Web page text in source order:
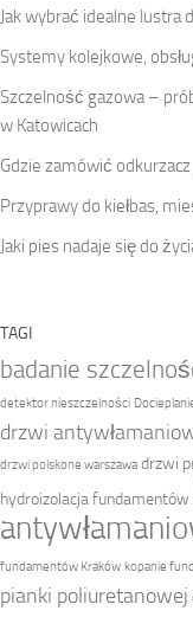
Jak wybrać idealne lustra
Systemy kolejkowe,
Szczelność gazowa –
w Katowicach
Gdzie zamówić
Przyprawy do kiełbas,
Jaki pies nadaje się do
TAGI
badanie
detektor nieszczelności
drzwi
drzwi polskone warszawa drzwi
hydroizolacja fundamentów
fundamentów Kraków kopanie
pianki poliuretanowej